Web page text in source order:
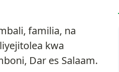
familia, na
kwa
Dar es Salaam.